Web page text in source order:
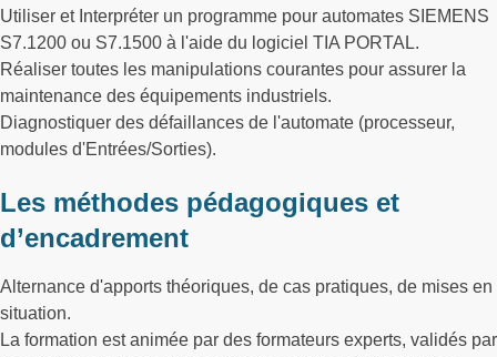
Utiliser et Interpréter un programme pour automates SIEMENS
S7.1200 ou S7.1500 à l'aide du logiciel TIA PORTAL.
Réaliser toutes les manipulations courantes pour assurer la
maintenance des équipements industriels.
Diagnostiquer des défaillances de l'automate (processeur,
modules d'Entrées/Sorties).
Les méthodes pédagogiques et
d’encadrement
Alternance d'apports théoriques, de cas pratiques, de mises en
situation.
La formation est animée par des formateurs experts, validés par